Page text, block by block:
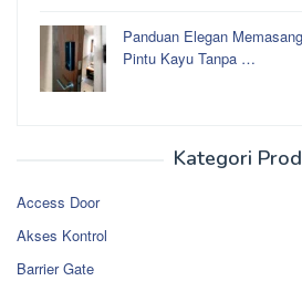
Panduan Elegan
Pintu Kayu Tanpa …
Kategori
Access Door
Akses Kontrol
Barrier Gate